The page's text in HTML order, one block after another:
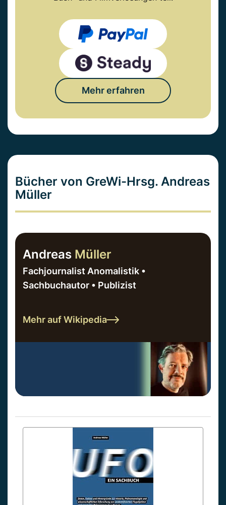
Mehr erfahren
Bücher von GreWi-Hrsg. Andreas
Müller
Andreas Müller
Fachjournalist Anomalistik •
Sachbuchautor • Publizist
Mehr auf Wikipedia